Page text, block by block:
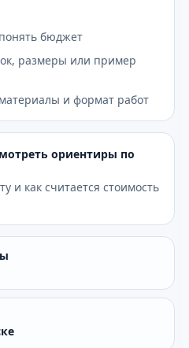
бюджет
размеры или пример
и формат работ
ориентиры по
и как считается стоимость